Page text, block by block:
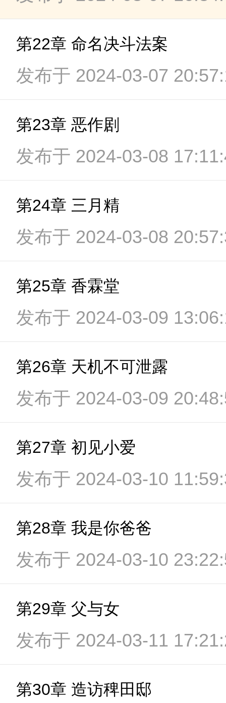
第22章 命名决斗法案
发布于 2024-03-07
第23章 恶作剧
发布于 2024-03-08
第24章 三月精
发布于 2024-03-08
第25章 香霖堂
发布于 2024-03-09
第26章 天机不可泄露
发布于 2024-03-09
第27章 初见小爱
发布于 2024-03-10
第28章 我是你爸爸
发布于 2024-03-10
第29章 父与女
发布于 2024-03-11
第30章 造访稗田邸